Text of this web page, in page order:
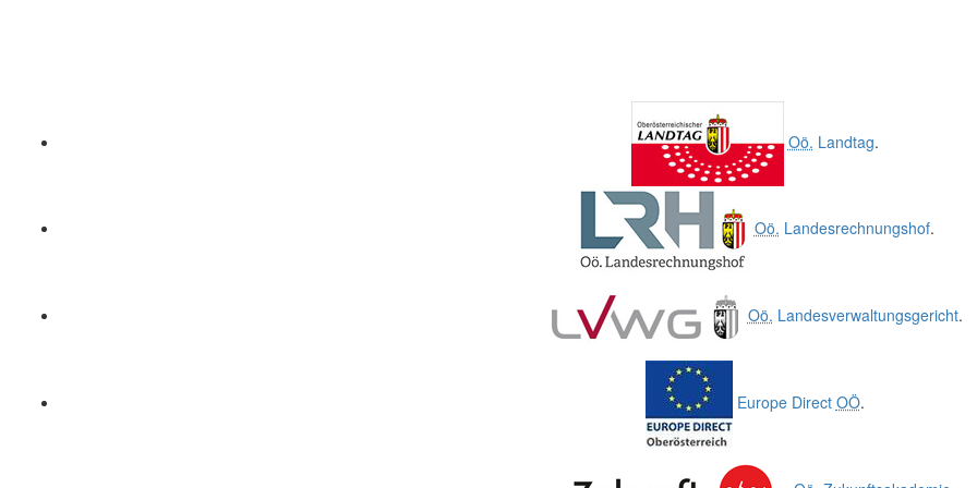
Oö. Landtag.
Oö. Landesrechnungshof.
Oö. Landesverwaltungsgericht.
Europe Direct OÖ.